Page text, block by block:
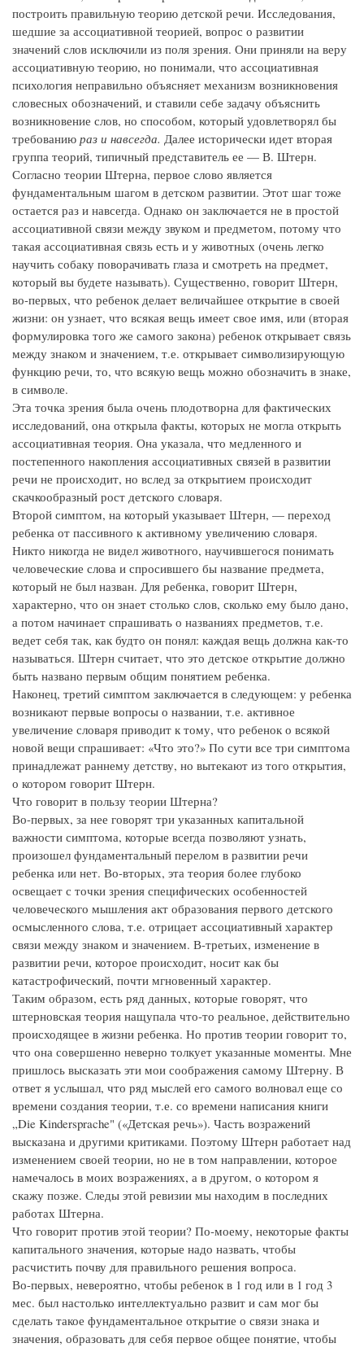
построить правильную теорию детской речи. Исследования,
шедшие за ассоциативной теорией, вопрос о развитии
значений слов исключили из поля зрения. Они приняли на веру
ассоциативную теорию, но понимали, что ассоциативная
психология неправильно объясняет механизм возникновения
словесных обозначений, и ставили себе задачу объяснить
возникновение слов, но способом, который удовлетворял бы
требованию раз и навсегда. Далее исторически идет вторая
группа теорий, типичный представитель ее — В. Штерн.
Согласно теории Штерна, первое слово является
фундаментальным шагом в детском развитии. Этот шаг тоже
остается раз и навсегда. Однако он заключается не в простой
ассоциативной связи между звуком и предметом, потому что
такая ассоциативная связь есть и у животных (очень легко
научить собаку поворачивать глаза и смотреть на предмет,
который вы будете называть). Существенно, говорит Штерн,
во-первых, что ребенок делает величайшее открытие в своей
жизни: он узнает, что всякая вещь имеет свое имя, или (вторая
формулировка того же самого закона) ребенок открывает связь
между знаком и значением, т.е. открывает символизирующую
функцию речи, то, что всякую вещь можно обозначить в знаке,
в символе.
Эта точка зрения была очень плодотворна для фактических
исследований, она открыла факты, которых не могла открыть
ассоциативная теория. Она указала, что медленного и
постепенного накопления ассоциативных связей в развитии
речи не происходит, но вслед за открытием происходит
скачкообразный рост детского словаря.
Второй симптом, на который указывает Штерн, — переход
ребенка от пассивного к активному увеличению словаря.
Никто никогда не видел животного, научившегося понимать
человеческие слова и спросившего бы название предмета,
который не был назван. Для ребенка, говорит Штерн,
характерно, что он знает столько слов, сколько ему было дано,
а потом начинает спрашивать о названиях предметов, т.е.
ведет себя так, как будто он понял: каждая вещь должна как-то
называться. Штерн считает, что это детское открытие должно
быть названо первым общим понятием ребенка.
Наконец, третий симптом заключается в следующем: у ребенка
возникают первые вопросы о названии, т.е. активное
увеличение словаря приводит к тому, что ребенок о всякой
новой вещи спрашивает: «Что это?» По сути все три симптома
принадлежат раннему детству, но вытекают из того открытия,
о котором говорит Штерн.
Что говорит в пользу теории Штерна?
Во-первых, за нее говорят три указанных капитальной
важности симптома, которые всегда позволяют узнать,
произошел фундаментальный перелом в развитии речи
ребенка или нет. Во-вторых, эта теория более глубоко
освещает с точки зрения специфических особенностей
человеческого мышления акт образования первого детского
осмысленного слова, т.е. отрицает ассоциативный характер
связи между знаком и значением. В-третьих, изменение в
развитии речи, которое происходит, носит как бы
катастрофический, почти мгновенный характер.
Таким образом, есть ряд данных, которые говорят, что
штерновская теория нащупала что-то реальное, действительно
происходящее в жизни ребенка. Но против теории говорит то,
что она совершенно неверно толкует указанные моменты. Мне
пришлось высказать эти мои соображения самому Штерну. В
ответ я услышал, что ряд мыслей его самого волновал еще со
времени создания теории, т.е. со времени написания книги
„Die Kindersprache" («Детская речь»). Часть возражений
высказана и другими критиками. Поэтому Штерн работает над
изменением своей теории, но не в том направлении, которое
намечалось в моих возражениях, а в другом, о котором я
скажу позже. Следы этой ревизии мы находим в последних
работах Штерна.
Что говорит против этой теории? По-моему, некоторые факты
капитального значения, которые надо назвать, чтобы
расчистить почву для правильного решения вопроса.
Во-первых, невероятно, чтобы ребенок в 1 год или в 1 год 3
мес. был настолько интеллектуально развит и сам мог бы
сделать такое фундаментальное открытие о связи знака и
значения, образовать для себя первое общее понятие, чтобы